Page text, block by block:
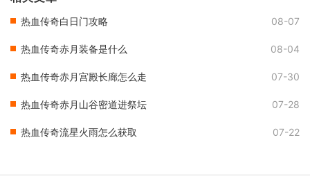
热血传奇白日门攻略 08-07
热血传奇赤月装备是什么 08-04
热血传奇赤月宫殿长廊怎么走 07-30
热血传奇赤月山谷密道进祭坛 07-28
热血传奇流星火雨怎么获取 07-22